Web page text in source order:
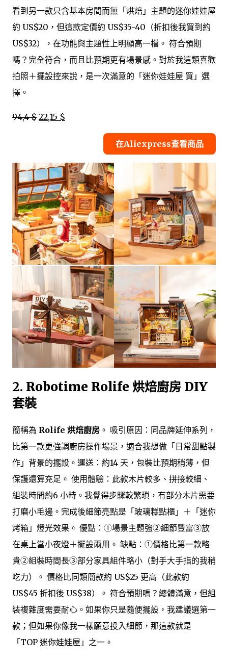
看到另一款只含基本房間而無「烘焙」主題的迷你娃娃屋
約 US$20，但這款定價約 US$35-40（折扣後我買到約
US$32），在功能與主題性上明顯高一檔。 符合預期
嗎？完全符合，而且比預期更有場景感。對於我這類喜歡
拍照＋擺設控來說，是一次滿意的「迷你娃娃屋 買」選
擇。
94,4 $ 22,15 $
在Aliexpress查看商品
2. Robotime Rolife 烘焙廚房 DIY
套裝
簡稱為 Rolife 烘焙廚房 。 吸引原因：同品牌延伸系列，
比第一款更強調廚房操作場景，適合我想做「日常甜點製
作」背景的擺設。運送：約14 天，包裝比預期稍薄，但
保護還算充足。 使用體驗：此款木片較多、拼接較細、
組裝時間約6 小時。我覺得步驟較繁瑣，有部分木片需要
打磨小毛邊。完成後細節亮點是「玻璃糕點櫃」＋「迷你
烤箱」燈光效果。 優點：①場景主題強②細節豐富③放
在桌上當小夜燈＋擺設兩用。 缺點：①價格比第一款略
貴②組裝時間長③部分家具組件略小（對手大手指的我稍
吃力）。 價格比同類簡款約 US$25 更高（此款約
US$45 折扣後 US$38）。 符合預期嗎？總體滿意，但組
裝複雜度需要耐心。如果你只是隨便擺設，我建議選第一
款；但如果你像我一樣願意投入細節，那這款就是
「TOP 迷你娃娃屋」之一。